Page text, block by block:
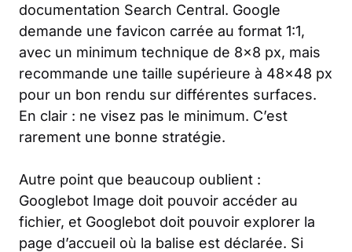
documentation Search Central. Google
demande une favicon carrée au format 1:1,
avec un minimum technique de 8×8 px, mais
recommande une taille supérieure à 48×48 px
pour un bon rendu sur différentes surfaces.
En clair : ne visez pas le minimum. C’est
rarement une bonne stratégie.
Autre point que beaucoup oublient :
Googlebot Image doit pouvoir accéder au
fichier, et Googlebot doit pouvoir explorer la
page d’accueil où la balise est déclarée. Si